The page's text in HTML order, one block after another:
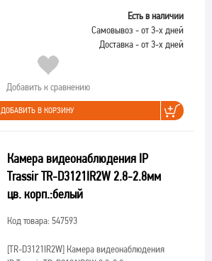
Есть в наличии
Самовывоз - от 3-х дней
Доставка - от 3-х дней
Добавить к сравнению
ДОБАВИТЬ В КОРЗИНУ
Камера видеонаблюдения IP
Trassir TR-D3121IR2W 2.8-2.8мм
цв. корп.:белый
Код товара: 547593
[TR-D3121IR2W]Камера видеонаблюдения